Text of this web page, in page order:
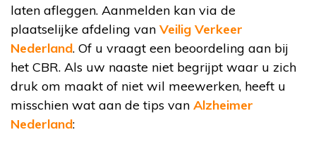
laten afleggen. Aanmelden kan via de
plaatselijke afdeling van Veilig Verkeer
Nederland. Of u vraagt een beoordeling aan bij
het CBR. Als uw naaste niet begrijpt waar u zich
druk om maakt of niet wil meewerken, heeft u
misschien wat aan de tips van Alzheimer
Nederland: